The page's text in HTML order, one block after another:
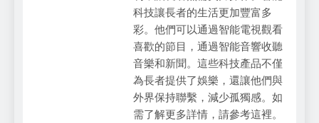
科技讓長者的生活更加豐富多
彩。他們可以通過智能電視觀看
喜歡的節目，通過智能音響收聽
音樂和新聞。這些科技產品不僅
為長者提供了娛樂，還讓他們與
外界保持聯繫，減少孤獨感。如
需了解更多詳情，請參考這裡。